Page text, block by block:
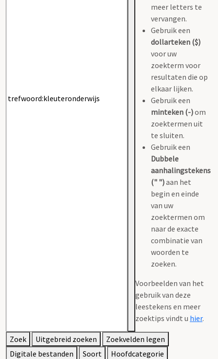
meer letters te
vervangen.
Gebruik een
dollarteken ($)
voor uw
zoekterm voor
resultaten die op
elkaar lijken.
Gebruik een
minteken (-)om
zoektermen uit
te sluiten.
Gebruik een
Dubbele
aanhalingstekens
(" ")aan het
begin en einde
van uw
zoektermen om
naar de exacte
combinatie van
woorden te
zoeken.
Voorbeelden van het
gebruik van deze
leestekens en meer
zoektips vindt u hier.
Zoek Uitgebreid zoeken
Zoekvelden legen
Digitale bestanden
Soort
Hoofdcategorie